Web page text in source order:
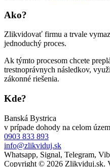
Ako?
Zlikvidovať firmu a trvale
jednoduchý proces.
Ak týmto procesom chcete
trestnoprávnych následkov,
zákonné riešenia.
Kde?
Banská Bystrica
v prípade dohody na celom
0903 833 893
info@zlikviduj.sk
Whatsapp, Signal, Telegram,
Copyright © 2026 Zlikviduj.sk.